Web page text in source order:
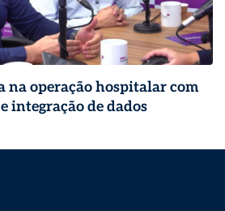
na operação hospitalar com
integração de dados